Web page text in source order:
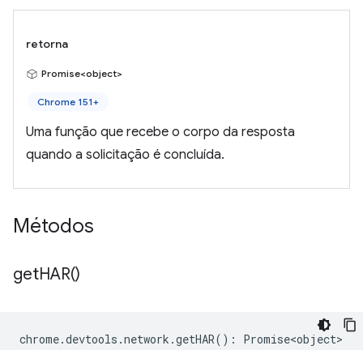
retorna
Promise<object>
Chrome 151+
Uma função que recebe o corpo da resposta
quando a solicitação é concluída.
Métodos
getHAR()
chrome.devtools .network .getHAR() : Promise<object>